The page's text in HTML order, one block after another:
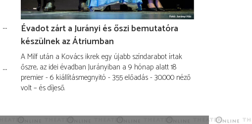
Évadot zárt a Jurányi és őszi bemutatóra
készülnek az Átriumban
A Milf után a Kovács ikrek egy újabb színdarabot írtak
őszre, az idei évadban Jurányiban a 9 hónap alatt 18
premier - 6 kiállításmegnyitó - 355 előadás - 30.000 néző
volt – és díjeső.